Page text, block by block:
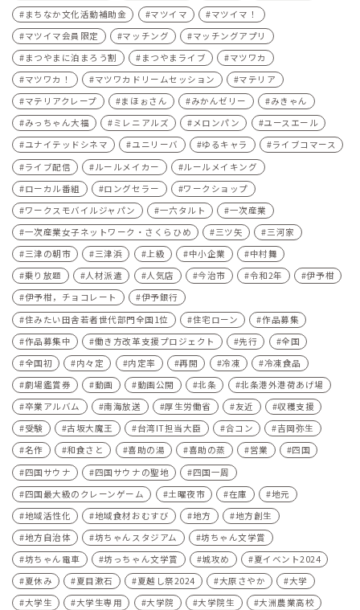
まちなか文化活動補助金
マツイマ
マツイマ！
マツイマ会員限定
マッチング
マッチングアプリ
まつやまに泊まろう割
まつやまライブ
マツワカ
マツワカ！
マツワカドリームセッション
マテリア
マテリアクレープ
まほぉさん みかんゼリー
みきゃん
みっちゃん大福
ミレニアルズ メロンパン
ユースエール
ユナイテッドシネマ
ユニリーバ ゆるキャラ
ライブコマース
ライブ配信
ルールメイカー
ルールメイキング
ローカル番組
ロングセラー
ワークショップ
ワークスモバイルジャパン
一六タルト
一次産業
一次産業女子ネットワーク・さくらひめ
三ツ矢
三河家
三津の朝市
三津浜 上級 中小企業
中村舞
乗り放題
人材派遣 人気店 今治市 令和2年
伊予柑
伊予柑，チョコレート
伊予銀行
住みたい田舎若者世代部門全国1位
住宅ローン
作品募集
作品募集中
働き方改革支援プロジェクト 先行
全国
全国初
内々定 内定率 再開 冷凍
冷凍食品
劇場鑑賞券
動画 動画公開 北条
北条港外港荷あげ場
卒業アルバム
南海放送 厚生労働省 友近
収穫支援
受験
古坂大魔王 台湾IT担当大臣 合コン
吉岡弥生
名作
和食さと 喜助の湯 喜助の蒸 営業
四国
四国サウナ
四国サウナの聖地
四国一周
四国最大級のクレーンゲーム
土曜夜市 在庫
地元
地域活性化
地域食材おむすび 地方
地方創生
地方自治体
坊ちゃんスタジアム
坊ちゃん文学賞
坊ちゃん電車
坊っちゃん文学賞 城攻め
夏イベント2024
夏休み
夏目漱石 夏越し祭2024 大原さやか
大学
大学生
大学生専用 大学院 大学院生
大洲農業高校